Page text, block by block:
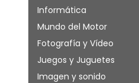
Informática
Mundo del Motor
Fotografía y Vídeo
Juegos y Juguetes
Imagen y sonido